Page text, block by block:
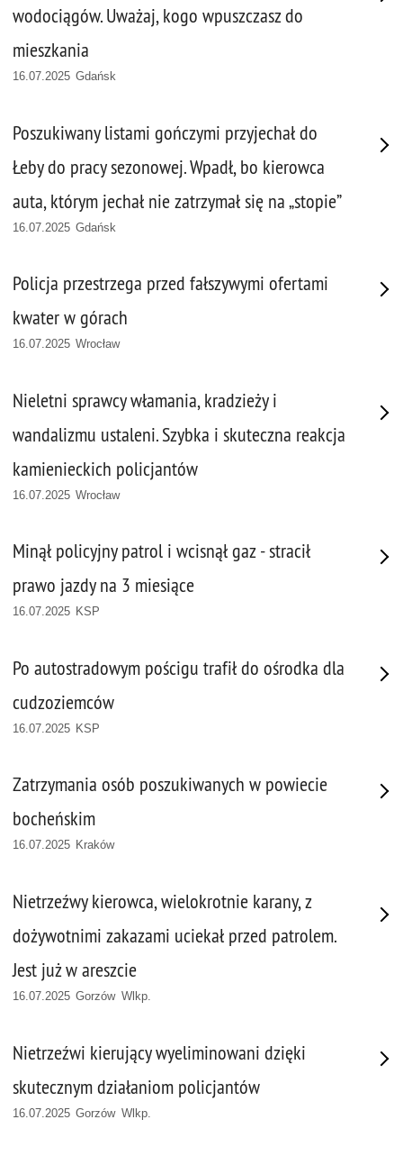
wodociągów. Uważaj, kogo wpuszczasz do
mieszkania
16.07.2025 Gdańsk
Poszukiwany listami gończymi przyjechał do
Łeby do pracy sezonowej. Wpadł, bo kierowca
auta, którym jechał nie zatrzymał się na „stopie”
16.07.2025 Gdańsk
Policja przestrzega przed fałszywymi ofertami
kwater w górach
16.07.2025 Wrocław
Nieletni sprawcy włamania, kradzieży i
wandalizmu ustaleni. Szybka i skuteczna reakcja
kamienieckich policjantów
16.07.2025 Wrocław
Minął policyjny patrol i wcisnął gaz - stracił
prawo jazdy na 3 miesiące
16.07.2025 KSP
Po autostradowym pościgu trafił do ośrodka dla
cudzoziemców
16.07.2025 KSP
Zatrzymania osób poszukiwanych w powiecie
bocheńskim
16.07.2025 Kraków
Nietrzeźwy kierowca, wielokrotnie karany, z
dożywotnimi zakazami uciekał przed patrolem.
Jest już w areszcie
16.07.2025 Gorzów Wlkp.
Nietrzeźwi kierujący wyeliminowani dzięki
skutecznym działaniom policjantów
16.07.2025 Gorzów Wlkp.